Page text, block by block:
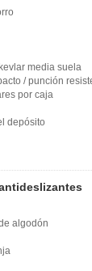
media suela
/ punción
por caja
depósito
algodón